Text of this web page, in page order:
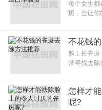
每个女生都
斑，会让你
不花钱
脸上长雀
常寻找去除
传因素和过
怎样才
呢?